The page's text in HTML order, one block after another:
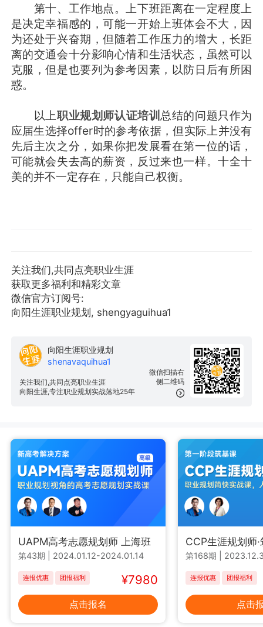
第十、工作地点。上下班距离在一定程度上
是决定幸福感的，可能一开始上班体会不大，因
为还处于兴奋期，但随着工作压力的增大，长距
离的交通会十分影响心情和生活状态，虽然可以
克服，但是也要列为参考因素，以防日后有所困
惑。
以上职业规划师认证培训 总结的问题只作为
应届生选择offer时的参考依据，但实际上并没有
先后主次之分，如果你把发展看在第一位的话，
可能就会失去高的薪资，反过来也一样。十全十
美的并不一定存在，只能自己权衡。
关注我们,共同点亮职业生涯
获取更多福利和精彩文章
微信官方订阅号:
向阳生涯职业规划, shengyaguihua1
微信扫描右
侧二维码
向阳生涯职业规划
shenavaquihua1
关注我们,共同点亮职业生涯
向阳生涯,专注职业规划实战落地25年
UAPM高考志愿规划师 上海班
第43期 2024.01.12-2024.01.14
连报优惠 团报福利 ¥7980
点击报名
CCP生涯规划师
第168期
连报优惠 团报福利
点击